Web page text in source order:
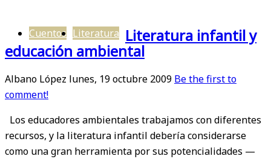
Cuentos Literatura Literatura infantil y
educación ambiental
Albano López lunes, 19 octubre 2009 Be the first to
comment!
Los educadores ambientales trabajamos con diferentes
recursos, y la literatura infantil debería considerarse
como una gran herramienta por sus potencialidades —